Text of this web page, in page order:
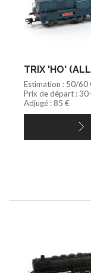
TRIX 'HO'
Estimation : 50/60
Prix de départ : 30
Adjugé : 85 €